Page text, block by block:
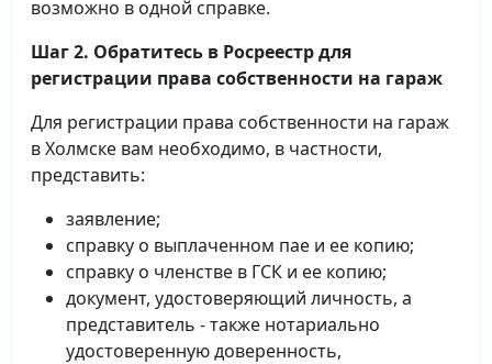
возможно в одной справке.
Шаг 2. Обратитесь в Росреестр для
регистрации права собственности на гараж
Для регистрации права собственности на гараж
в Холмске вам необходимо, в частности,
представить:
заявление;
справку о выплаченном пае и ее копию;
справку о членстве в ГСК и ее копию;
документ, удостоверяющий личность, а
представитель - также нотариально
удостоверенную доверенность,